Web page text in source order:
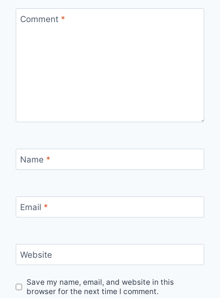
Comment *
Name *
Email *
Website
Save my name, email, and website in this
browser for the next time I comment.